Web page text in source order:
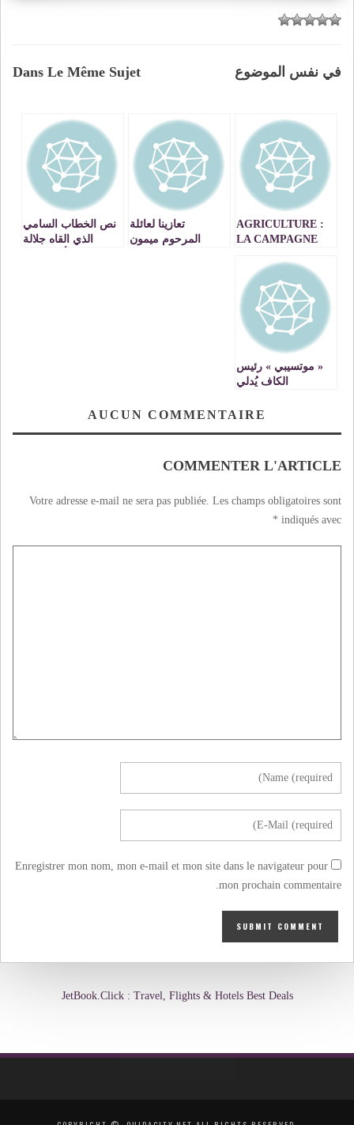
Dans Le Même Sujet في نفس الموضوع
AGRICULTURE :
LA CAMPAGNE
2024/25 A
MEKNES SE
PRESENTE SOUS
DE BONS
AUSPICES
تعازينا لعائلة
المرحوم ميمون
نص الخطاب السامي
الذي القاه جلالة
« موتسيبي » رئيس
الكاف يُدلي
للجزائر ويعود إلىAUCUN COMMENTAIRE
COMMENTER L'ARTICLE
Votre adresse e-mail ne sera pas publiée. Les champs obligatoires sont
indiqués avec
*
Enregistrer mon nom, mon e-mail et mon site dans le navigateur pour
mon prochain commentaire.
JetBook.Click : Travel, Flights & Hotels Best Deals